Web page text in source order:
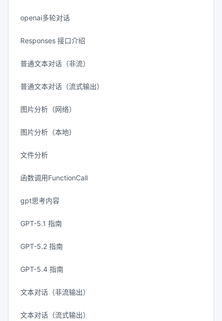
openai多轮对话
Responses 接口介绍
普通文本对话（非流）
普通文本对话（流式输出）
图片分析（网络）
图片分析（本地）
文件分析
函数调用FunctionCall
gpt思考内容
GPT-5.1 指南
GPT-5.2 指南
GPT-5.4 指南
文本对话（非流输出）
文本对话（流式输出）